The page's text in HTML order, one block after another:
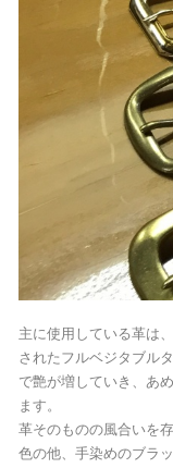
主に使用している革は
されたフルベジタブル
で艶が増していき、あ
ます。
革そのものの風合いを
色の他、手染めのブラ